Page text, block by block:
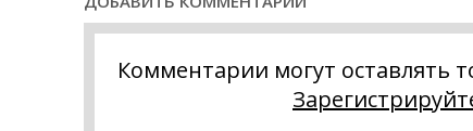
Комментарии могут оставлять